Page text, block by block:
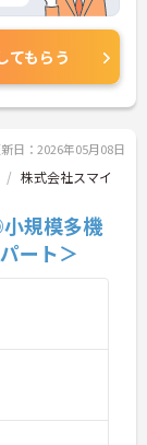
てもらう
日：2026年05月08日
株式会社スマイ
規模多機
ート＞